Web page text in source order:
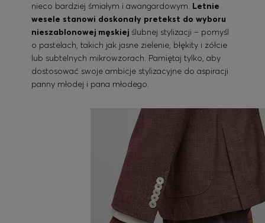
nieco bardziej śmiałym i awangardowym. Letnie
wesele stanowi doskonały pretekst do wyboru
nieszablonowej męskiej ślubnej stylizacji – pomyśl
o pastelach, takich jak jasne zielenie, błękity i żółcie
lub subtelnych mikrowzorach. Pamiętaj tylko, aby
dostosować swoje ambicje stylizacyjne do aspiracji
panny młodej i pana młodego.